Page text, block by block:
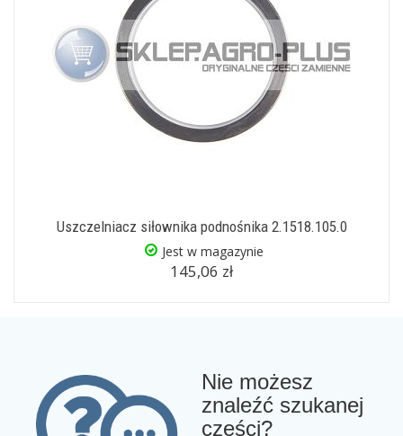
Uszczelniacz siłownika podnośnika 2.1518.105.0
Jest w magazynie
145,06 zł
Nie możesz
znaleźć szukanej
części?